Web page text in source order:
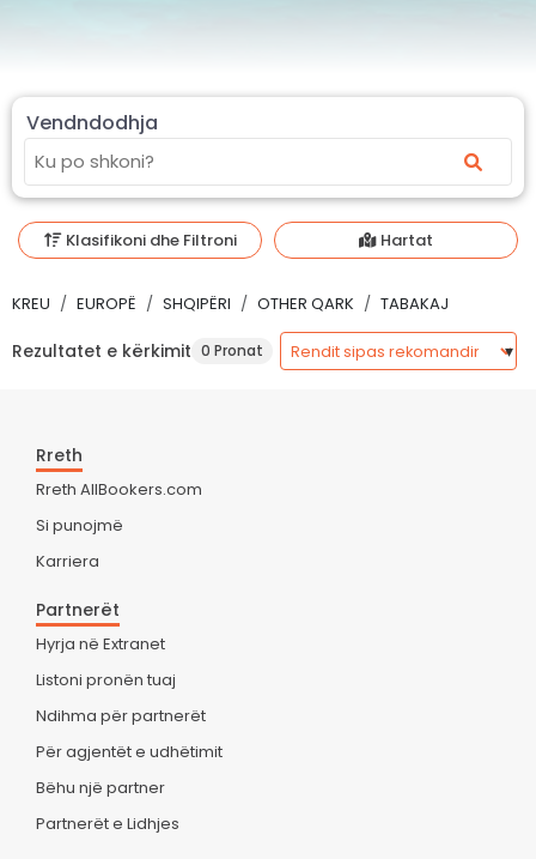
Vendndodhja
Klasifikoni dhe Filtroni Hartat
KREU EUROPË SHQIPËRI OTHER QARK TABAKAJ
Rezultatet e kërkimit 0 Pronat
Rreth
Rreth AllBookers.com
Si punojmë
Karriera
Partnerët
Hyrja në Extranet
Listoni pronën tuaj
Ndihma për partnerët
Për agjentët e udhëtimit
Bëhu një partner
Partnerët e Lidhjes